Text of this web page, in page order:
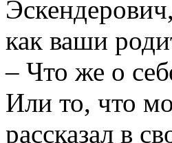
как ваши
– Что же о
Или то, что
рассказал в